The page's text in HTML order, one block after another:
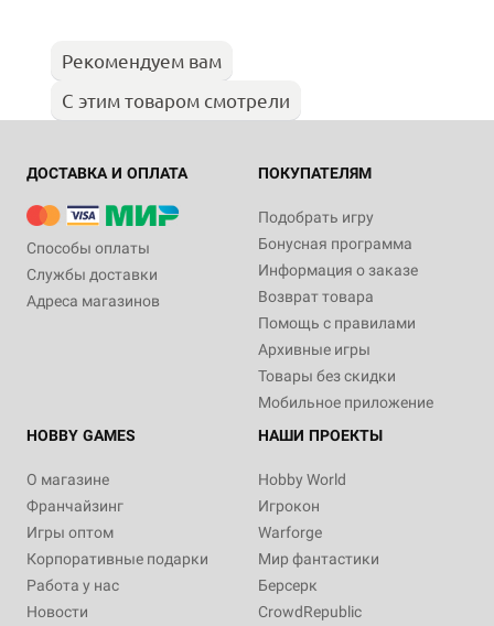
Рекомендуем вам
С этим товаром смотрели
ДОСТАВКА И ОПЛАТА
Способы оплаты
Службы доставки
Адреса магазинов
ПОКУПАТЕЛЯМ
Подобрать игру
Бонусная программа
Информация о заказе
Возврат товара
Помощь с правилами
Архивные игры
Товары без скидки
Мобильное приложение
HOBBY GAMES
О магазине
Франчайзинг
Игры оптом
Корпоративные подарки
Работа у нас
Новости
НАШИ ПРОЕКТЫ
Hobby World
Игрокон
Warforge
Мир фантастики
Берсерк
CrowdRepublic